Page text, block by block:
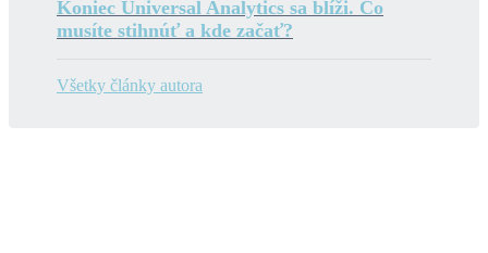
Koniec Universal Analytics sa blíži. Čo
musíte stihnúť a kde začať?
Všetky články autora